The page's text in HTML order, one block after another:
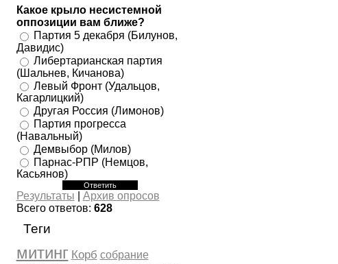
Какое крыло несистемной
оппозиции вам ближе?
Партия 5 декабря (Билунов,
Давидис)
Либертарианская партия
(Шальнев, Кичанова)
Левый Фронт (Удальцов,
Кагарлицкий)
Другая Россия (Лимонов)
Партия прогресса
(Навальный)
Демвыбор (Милов)
Парнас-РПР (Немцов,
Касьянов)
Результаты
Архив опросов
Всего ответов: 628
Теги
митинг Корб собрание